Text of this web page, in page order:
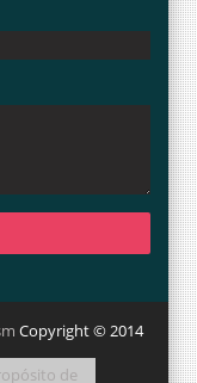
Copyright © 2014
de